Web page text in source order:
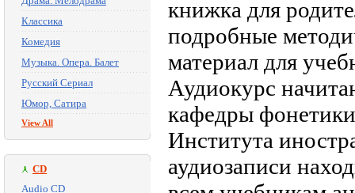
Классика
Комедия
Музыка. Опера. Балет
Русский Сериал
Юмор, Сатира
View All
CD
Audio CD
книжка для
подробные
материал для
Аудиокурс
кафедры
Института
аудиозаписи